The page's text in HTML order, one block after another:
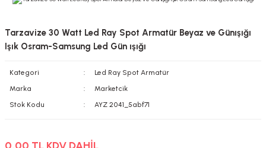
Tarzavize 30 Watt Led Ray Spot Armatür Beyaz ve Günışığı
Işık Osram-Samsung Led Gün ışığı
Kategori
Led Ray Spot Armatür
Marka
Marketcik
Stok Kodu
AYZ 2041_5abf71
0,00 TL KDV DAHİL